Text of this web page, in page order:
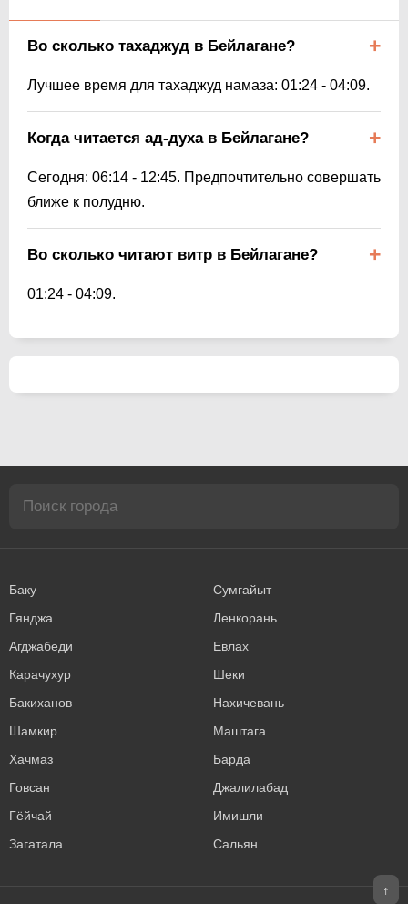
Во сколько тахаджуд в Бейлагане?
Лучшее время для тахаджуд намаза: 01:24 - 04:09.
Когда читается ад-духа в Бейлагане?
Сегодня: 06:14 - 12:45. Предпочтительно совершать
ближе к полудню.
Во сколько читают витр в Бейлагане?
01:24 - 04:09.
Баку
Сумгайыт
Гянджа
Ленкорань
Агджабеди
Евлах
Карачухур
Шеки
Бакиханов
Нахичевань
Шамкир
Маштага
Хачмаз
Барда
Говсан
Джалилабад
Гёйчай
Имишли
Загатала
Сальян
↑